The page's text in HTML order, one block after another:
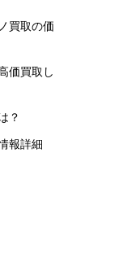
買取の価
価買取し
？
報詳細